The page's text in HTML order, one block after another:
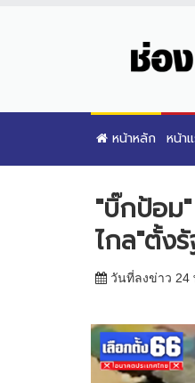
หน้าหลัก หน้า
"บิ๊กป้อม
ไกล"ตั้ง
วันที่ลงข่าว 24